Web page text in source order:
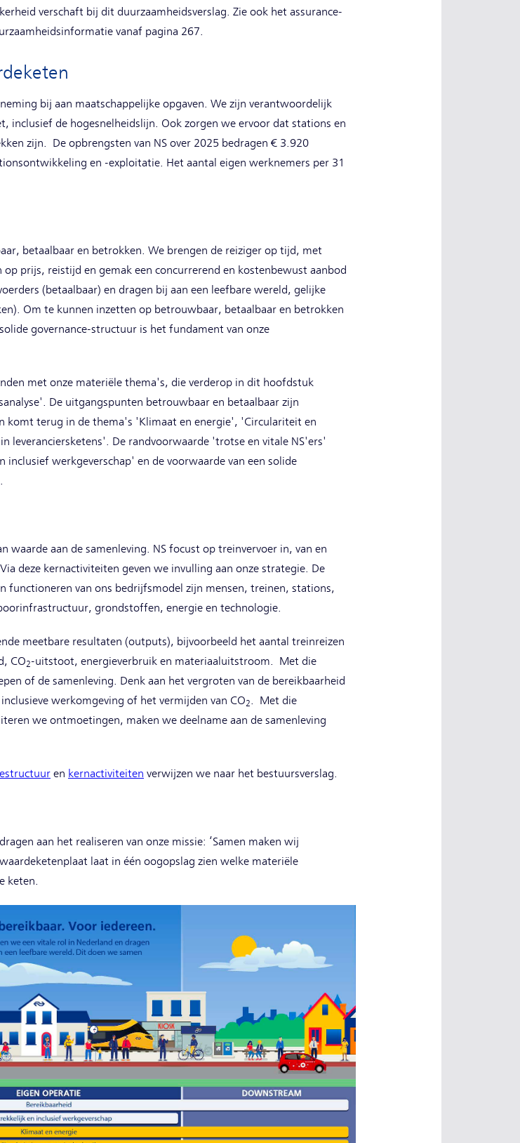
verschaft bij dit duurzaamheidsverslag. Zie ook het assurance-
vanaf pagina 267.
bij aan maatschappelijke opgaven. We zijn verantwoordelijk
inclusief de hogesnelheidslijn. Ook zorgen we ervoor dat stations en
zijn. De opbrengsten van NS over 2025 bedragen € 3.920
en -exploitatie. Het aantal eigen werknemers per 31
betaalbaar en betrokken. We brengen de reiziger op tijd, met
prijs, reistijd en gemak een concurrerend en kostenbewust aanbod
(betaalbaar) en dragen bij aan een leefbare wereld, gelijke
Om te kunnen inzetten op betrouwbaar, betaalbaar en betrokken
governance-structuur is het fundament van onze
met onze materiële thema's, die verderop in dit hoofdstuk
De uitgangspunten betrouwbaar en betaalbaar zijn
komt terug in de thema's 'Klimaat en energie', 'Circulariteit en
leveranciersketens'. De randvoorwaarde 'trotse en vitale NS'ers'
werkgeverschap' en de voorwaarde van een solide
waarde aan de samenleving. NS focust op treinvervoer in, van en
deze kernactiviteiten geven we invulling aan onze strategie. De
functioneren van ons bedrijfsmodel zijn mensen, treinen, stations,
grondstoffen, energie en technologie.
meetbare resultaten (outputs), bijvoorbeeld het aantal treinreizen
CO2-uitstoot, energieverbruik en materiaaluitstroom. Met die
of de samenleving. Denk aan het vergroten van de bereikbaarheid
werkomgeving of het vermijden van CO2. Met die
we ontmoetingen, maken we deelname aan de samenleving
en kernactiviteiten verwijzen we naar het bestuursverslag.
aan het realiseren van onze missie: ‘Samen maken wij
laat in één oogopslag zien welke materiële
keten.